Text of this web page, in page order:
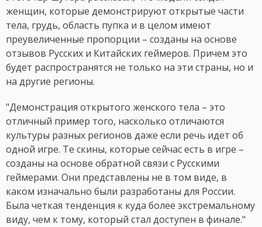
женщин, которые демонстрируют открытые части
тела, грудь, область пупка и в целом имеют
преувеличенные пропорции – созданы на основе
отзывов Русских и Китайских геймеров. Причем это
будет распространятся не только на эти страны, но и
на другие регионы.
"Демонстрация открытого женского тела – это
отличный пример того, насколько отличаются
культуры разных регионов даже если речь идет об
одной игре. Те скины, которые сейчас есть в игре –
созданы на основе обратной связи с Русскими
геймерами. Они представлены не в том виде, в
каком изначально были разработаны для России.
Была четкая тенденция к куда более экстремальному
виду, чем к тому, который стал доступен в финале."